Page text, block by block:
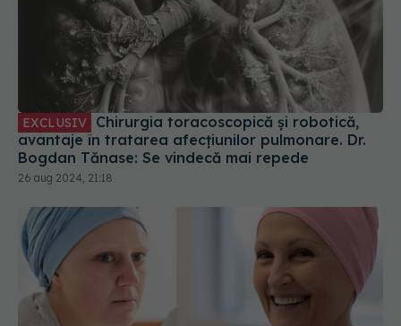
EXCLUSIV
avantaje în tratarea afecțiunilor pulmonare. Dr.
Bogdan Tănase: Se vindecă mai repede
26 aug 2024, 21:18